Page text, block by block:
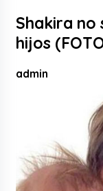
Shakira no
hijos
admin